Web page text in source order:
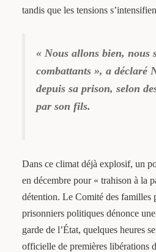
tandis que les tensions
« Nous allons bien, nous
combattants », a déclaré
depuis sa prison, selon
par son fils.
Dans ce climat déjà explosif, un
en décembre pour « trahison à la
détention. Le Comité des familles
prisonniers politiques dénonce
garde de l’État, quelques heures
officielle de premières libérations